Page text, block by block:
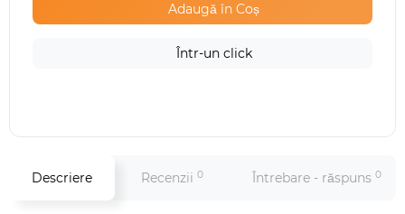
Adaugă în Coș
Într-un click
Descriere Recenzii 0 Întrebare - răspuns 0